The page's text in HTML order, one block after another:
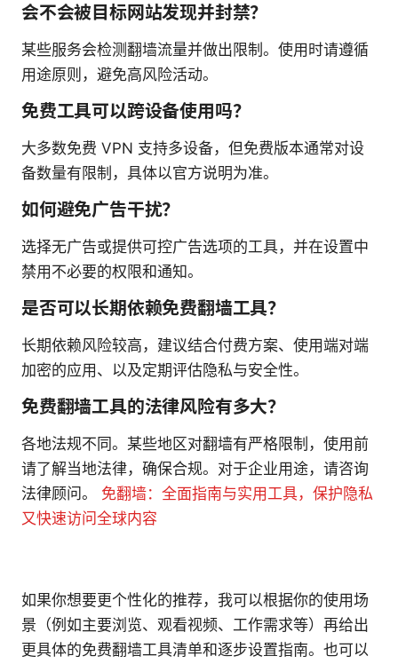
会不会被目标网站发现并封禁？
某些服务会检测翻墙流量并做出限制。使用时请遵循
用途原则，避免高风险活动。
免费工具可以跨设备使用吗？
大多数免费 VPN 支持多设备，但免费版本通常对设
备数量有限制，具体以官方说明为准。
如何避免广告干扰？
选择无广告或提供可控广告选项的工具，并在设置中
禁用不必要的权限和通知。
是否可以长期依赖免费翻墙工具？
长期依赖风险较高，建议结合付费方案、使用端对端
加密的应用、以及定期评估隐私与安全性。
免费翻墙工具的法律风险有多大？
各地法规不同。某些地区对翻墙有严格限制，使用前
请了解当地法律，确保合规。对于企业用途，请咨询
法律顾问。 免翻墙：全面指南与实用工具，保护隐私
又快速访问全球内容
如果你想要更个性化的推荐，我可以根据你的使用场
景（例如主要浏览、观看视频、工作需求等）再给出
更具体的免费翻墙工具清单和逐步设置指南。也可以